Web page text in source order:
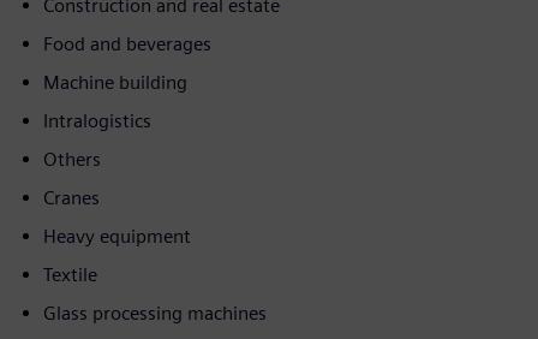
Construction and real estate
Food and beverages
Machine building
Intralogistics
Others
Cranes
Heavy equipment
Textile
Glass processing machines